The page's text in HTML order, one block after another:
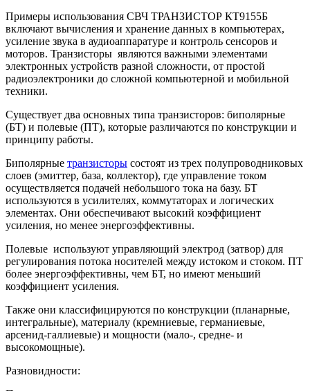
Примеры использования СВЧ ТРАНЗИСТОР КТ9155Б
включают вычисления и хранение данных в компьютерах,
усиление звука в аудиоаппаратуре и контроль сенсоров и
моторов. Транзисторы являются важными элементами
электронных устройств разной сложности, от простой
радиоэлектроники до сложной компьютерной и мобильной
техники.
Существует два основных типа транзисторов: биполярные
(БТ) и полевые (ПТ), которые различаются по конструкции и
принципу работы.
Биполярные транзисторы состоят из трех полупроводниковых
слоев (эмиттер, база, коллектор), где управление током
осуществляется подачей небольшого тока на базу. БТ
используются в усилителях, коммутаторах и логических
элементах. Они обеспечивают высокий коэффициент
усиления, но менее энергоэффективны.
Полевые используют управляющий электрод (затвор) для
регулирования потока носителей между истоком и стоком. ПТ
более энергоэффективны, чем БТ, но имеют меньший
коэффициент усиления.
Также они классифицируются по конструкции (планарные,
интегральные), материалу (кремниевые, германиевые,
арсенид-галлиевые) и мощности (мало-, средне- и
высокомощные).
Разновидности: